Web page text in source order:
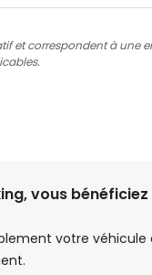
et correspondent à une
vous
votre véhicule